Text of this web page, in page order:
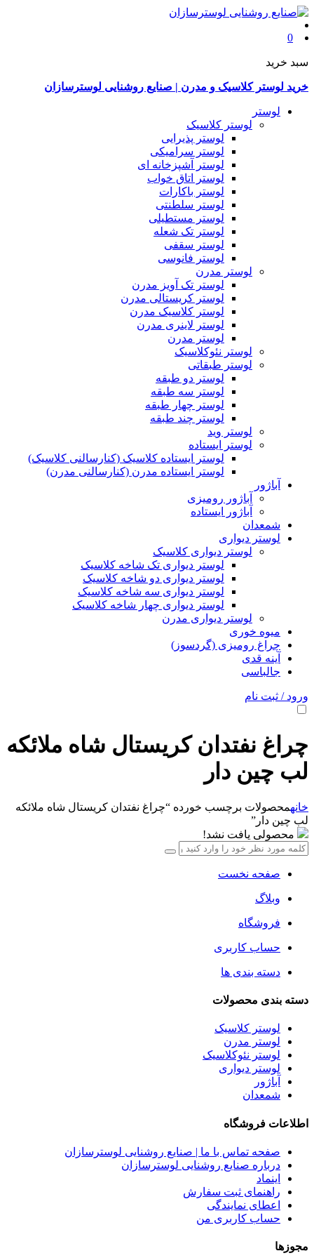
0
سبد خرید
خرید لوستر کلاسیک و مدرن | صنایع روشنایی لوسترسازان
لوستر
لوستر کلاسیک
لوستر پذیرایی
لوستر سرامیکی
لوستر آشپزخانه ای
لوستر اتاق خواب
لوستر باکارات
لوستر سلطنتی
لوستر مستطیلی
لوستر تک شعله
لوستر سقفی
لوستر فانوسی
لوستر مدرن
لوستر تک آویز مدرن
لوستر کریستالی مدرن
لوستر کلاسیک مدرن
لوستر لاینری مدرن
لوستر مدرن
لوستر نئوکلاسیک
لوستر طبقاتی
لوستر دو طبقه
لوستر سه طبقه
لوستر چهار طبقه
لوستر چند طبقه
لوستر وید
لوستر ایستاده
لوستر ایستاده کلاسیک (کنارسالنی کلاسیک)
لوستر ایستاده مدرن (کنارسالنی مدرن)
آباژور
آباژور رومیزی
آباژور ایستاده
شمعدان
لوستر دیواری
لوستر دیواری کلاسیک
لوستر دیواری تک شاخه کلاسیک
لوستر دیواری دو شاخه کلاسیک
لوستر دیواری سه شاخه کلاسیک
لوستر دیواری چهار شاخه کلاسیک
لوستر دیواری مدرن
میوه خوری
چراغ رومیزی (گردسوز)
آینه قدی
جالباسی
ورود / ثبت نام
چراغ نفتدان کریستال شاه ملائکه
لب چین دار
خانهمحصولات برچسب خورده “چراغ نفتدان کریستال شاه ملائکه
لب چین دار”
محصولی یافت نشد!
صفحه نخست
وبلاگ
فروشگاه
حساب کاربری
دسته بندی ها
دسته بندی محصولات
لوستر کلاسیک
لوستر مدرن
لوستر نئوکلاسیک
لوستر دیواری
آباژور
شمعدان
اطلاعات فروشگاه
صفحه تماس با ما | صنایع روشنایی لوسترسازان
درباره صنایع روشنایی لوسترسازان
اینماد
راهنمای ثبت سفارش
اعطای نمایندگی
حساب کاربری من
مجوزها